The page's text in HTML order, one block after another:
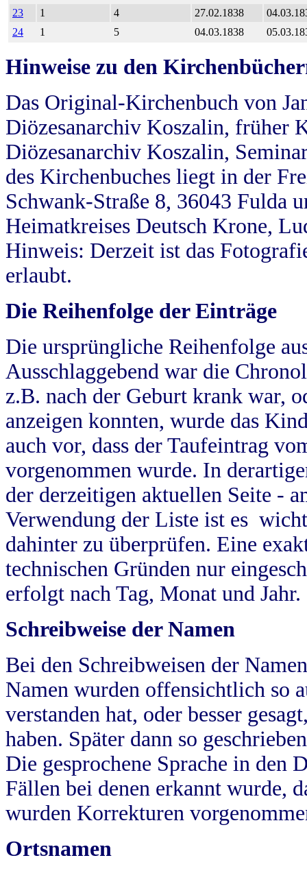
23
1 4 27.02.1838
24
1 5 04.03.1838
Hinweise zu den
Das Original-Kirchenbuch von
Diözesanarchiv Koszalin, früher
Diözesanarchiv Koszalin,
des Kirchenbuches liegt in der
Schwank-Straße 8, 36043 Fulda
Heimatkreises Deutsch Krone,
Hinweis: Derzeit ist das
erlaubt.
Die Reihenfolge der Einträge
Die ursprüngliche Reihenfolge
Ausschlaggebend war die
z.B. nach der Geburt krank war,
anzeigen konnten, wurde das
auch vor, dass der Taufeintrag
vorgenommen wurde. In
der derzeitigen aktuellen Seite -
Verwendung der Liste ist es
dahinter zu überprüfen. Eine
technischen Gründen nur
erfolgt nach Tag, Monat und Jahr.
Schreibweise der Namen
Bei den Schreibweisen der
Namen wurden offensichtlich so
verstanden hat, oder besser
haben. Später dann so
Die gesprochene Sprache in
Fällen bei denen erkannt wurde,
wurden Korrekturen
Ortsnamen